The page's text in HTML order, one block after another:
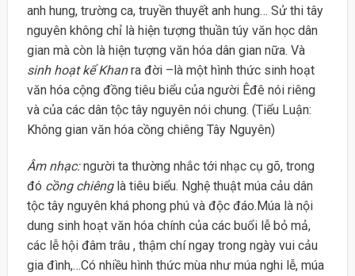
anh hung, trường ca, truyền thuyết anh hung… Sử thi tây
nguyên không chỉ là hiện tượng thuần túy văn học dân
gian mà còn là hiện tượng văn hóa dân gian nữa. Và
sinh hoạt kể Khanra đời –là một hình thức sinh hoạt
văn hóa cộng đồng tiêu biểu của người Êđê nói riêng
và của các dân tộc tây nguyên nói chung. (Tiểu Luận:
Không gian văn hóa cồng chiêng Tây Nguyên)
Âm nhạc:người ta thường nhắc tới nhạc cụ gõ, trong
đó cồng chiênglà tiêu biểu. Nghệ thuật múa cảu dân
tộc tây nguyên khá phong phú và độc đáo.Múa là nội
dung sinh hoạt văn hóa chính của các buổi lễ bỏ mả,
các lễ hội đâm trâu , thậm chí ngay trong ngày vui cảu
gia đình,…Có nhiều hình thức mùa như múa nghi lễ, múa